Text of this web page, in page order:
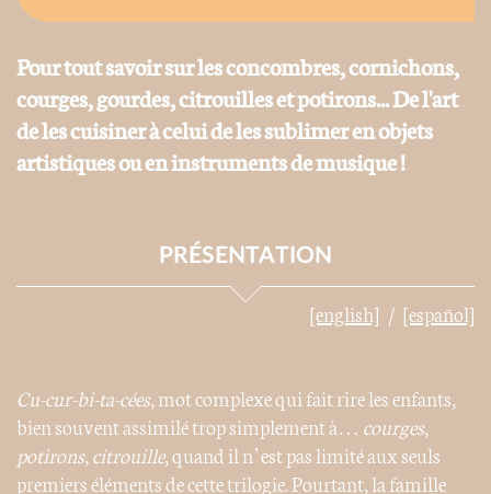
Pour tout savoir sur les concombres, cornichons,
courges, gourdes, citrouilles et potirons... De l'art
de les cuisiner à celui de les sublimer en objets
artistiques ou en instruments de musique !
PRÉSENTATION
[english] [español]
Cu-cur-bi-ta-cées, mot complexe qui fait rire les enfants,
bien souvent assimilé trop simplement à… courges,
potirons,citrouille, quand il n’est pas limité aux seuls
premiers éléments de cette trilogie. Pourtant, la famille